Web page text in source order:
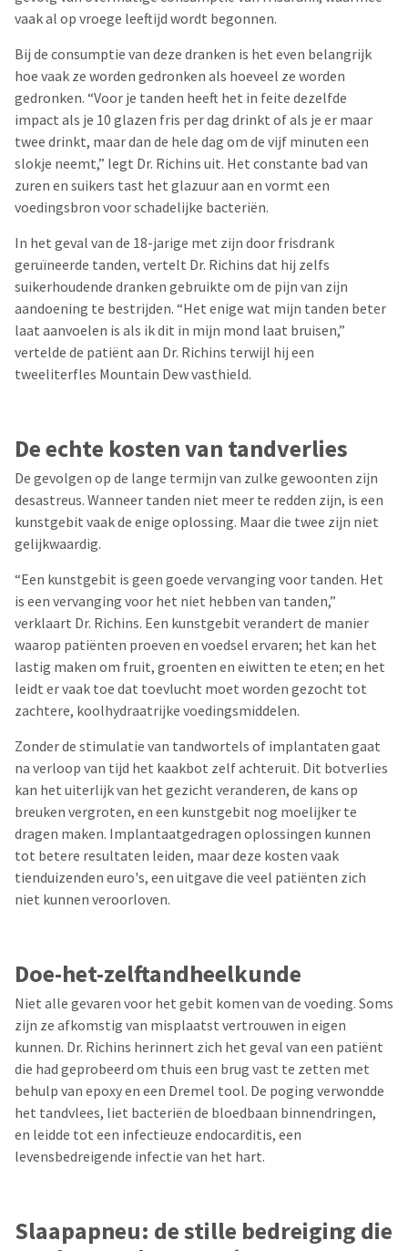
vaak al op vroege leeftijd wordt begonnen.
Bij de consumptie van deze dranken is het even belangrijk
hoe vaak ze worden gedronken als hoeveel ze worden
gedronken. “Voor je tanden heeft het in feite dezelfde
impact als je 10 glazen fris per dag drinkt of als je er maar
twee drinkt, maar dan de hele dag om de vijf minuten een
slokje neemt,” legt Dr. Richins uit. Het constante bad van
zuren en suikers tast het glazuur aan en vormt een
voedingsbron voor schadelijke bacteriën.
In het geval van de 18-jarige met zijn door frisdrank
geruïneerde tanden, vertelt Dr. Richins dat hij zelfs
suikerhoudende dranken gebruikte om de pijn van zijn
aandoening te bestrijden. “Het enige wat mijn tanden beter
laat aanvoelen is als ik dit in mijn mond laat bruisen,”
vertelde de patiënt aan Dr. Richins terwijl hij een
tweeliterfles Mountain Dew vasthield.
De echte kosten van tandverlies
De gevolgen op de lange termijn van zulke gewoonten zijn
desastreus. Wanneer tanden niet meer te redden zijn, is een
kunstgebit vaak de enige oplossing. Maar die twee zijn niet
gelijkwaardig.
“Een kunstgebit is geen goede vervanging voor tanden. Het
is een vervanging voor het niet hebben van tanden,”
verklaart Dr. Richins. Een kunstgebit verandert de manier
waarop patiënten proeven en voedsel ervaren; het kan het
lastig maken om fruit, groenten en eiwitten te eten; en het
leidt er vaak toe dat toevlucht moet worden gezocht tot
zachtere, koolhydraatrijke voedingsmiddelen.
Zonder de stimulatie van tandwortels of implantaten gaat
na verloop van tijd het kaakbot zelf achteruit. Dit botverlies
kan het uiterlijk van het gezicht veranderen, de kans op
breuken vergroten, en een kunstgebit nog moelijker te
dragen maken. Implantaatgedragen oplossingen kunnen
tot betere resultaten leiden, maar deze kosten vaak
tienduizenden euro's, een uitgave die veel patiënten zich
niet kunnen veroorloven.
Doe-het-zelftandheelkunde
Niet alle gevaren voor het gebit komen van de voeding. Soms
zijn ze afkomstig van misplaatst vertrouwen in eigen
kunnen. Dr. Richins herinnert zich het geval van een patiënt
die had geprobeerd om thuis een brug vast te zetten met
behulp van epoxy en een Dremel tool. De poging verwondde
het tandvlees, liet bacteriën de bloedbaan binnendringen,
en leidde tot een infectieuze endocarditis, een
levensbedreigende infectie van het hart.
Slaapapneu: de stille bedreiging die